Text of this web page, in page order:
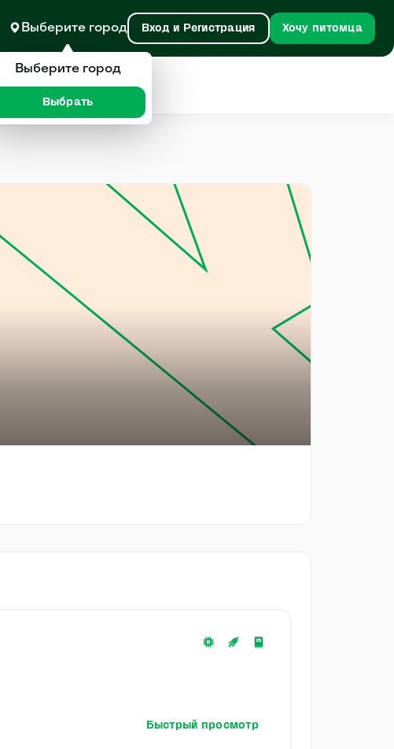
Выберите город Вход и Регистрация Хочу питомца
Быстрый просмотр
Выберите город
Выбрать